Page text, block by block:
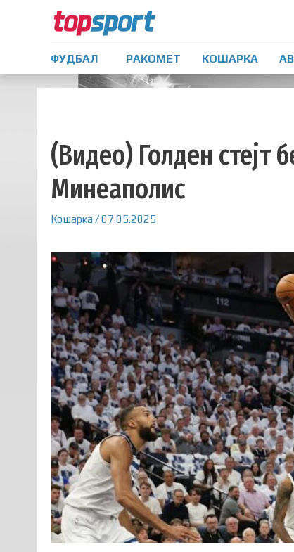
ФУДБАЛ РАКОМЕТ КОШАРКА
(Видео) Голден стејт
Минеаполис
Кошарка /07.05.2025